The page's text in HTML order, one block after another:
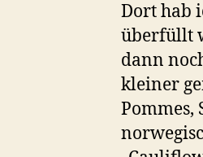
Dort hab
überfüllt
dann
kleiner